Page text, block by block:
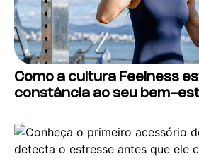
Como a cultura Feelness
constância ao seu bem-